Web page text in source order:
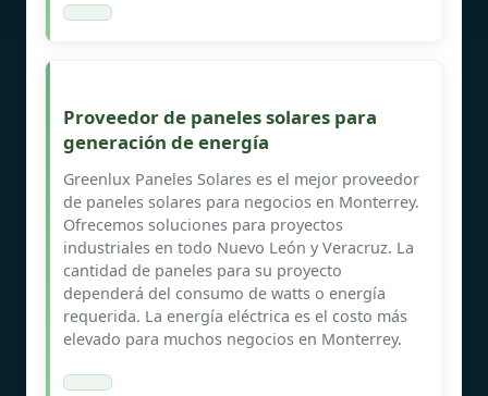
Proveedor de paneles solares para
generación de energía
Greenlux Paneles Solares es el mejor proveedor
de paneles solares para negocios en Monterrey.
Ofrecemos soluciones para proyectos
industriales en todo Nuevo León y Veracruz. La
cantidad de paneles para su proyecto
dependerá del consumo de watts o energía
requerida. La energía eléctrica es el costo más
elevado para muchos negocios en Monterrey.